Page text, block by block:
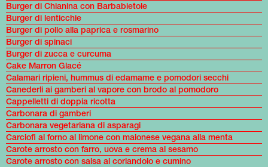
Burger di Chianina con Barbabietole
Burger di lenticchie
Burger di pollo alla paprica e rosmarino
Burger di spinaci
Burger di zucca e curcuma
Cake Marron Glacé
Calamari ripieni, hummus di edamame e pomodori secchi
Canederli ai gamberi al vapore con brodo al pomodoro
Cappelletti di doppia ricotta
Carbonara di gamberi
Carbonara vegetariana di asparagi
Carciofi al forno al limone con maionese vegana alla menta
Carote arrosto con farro, uova e crema al sesamo
Carote arrosto con salsa al coriandolo e cumino